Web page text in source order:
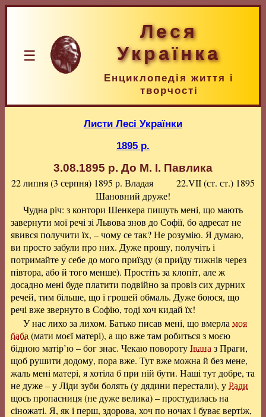
☰
Леся
Українка
Енциклопедія життя і
творчості
Листи Лесі Українки
1895 р.
3.08.1895 р. До М. I. Павлика
22 липня (3 серпня) 1895 р. Владая
22.VII (ст. ст.) 1895
Шановний друже!
Чудна річ: з контори Шенкера пишуть мені, що мають
завернути мої речі зі Львова знов до Софії, бо адресат не
явився получити їх, – чому се так? Не розумію. Я думаю,
ви просто забули про них. Дуже прошу, получіть і
потримайте у себе до мого приїзду (я приїду тижнів через
півтора, або й того менше). Простіть за клопіт, але ж
досадно мені буде платити подвійно за провіз сих дурних
речей, тим більше, що і грошей обмаль. Дуже боюся, що
речі вже звернуто в Софію, тоді хоч кидай їх!
У нас лихо за лихом. Батько писав мені, що вмерла моя
баба (мати моєї матері), а що вже там робиться з моєю
бідною матір’ю – бог знає. Чекаю поворотуІвана з Праги,
щоб рушити додому, пора вже. Тут вже можна й без мене,
жаль мені матері, я хотіла б при ній бути. Наші тут добре, та
не дуже – у Ліди зуби болять (у дядини перестали), уРади
щось пропасниця (не дуже велика) – простудилась на
сіножаті. Я, як і перш, здорова, хоч по ночах і буває вертіж,